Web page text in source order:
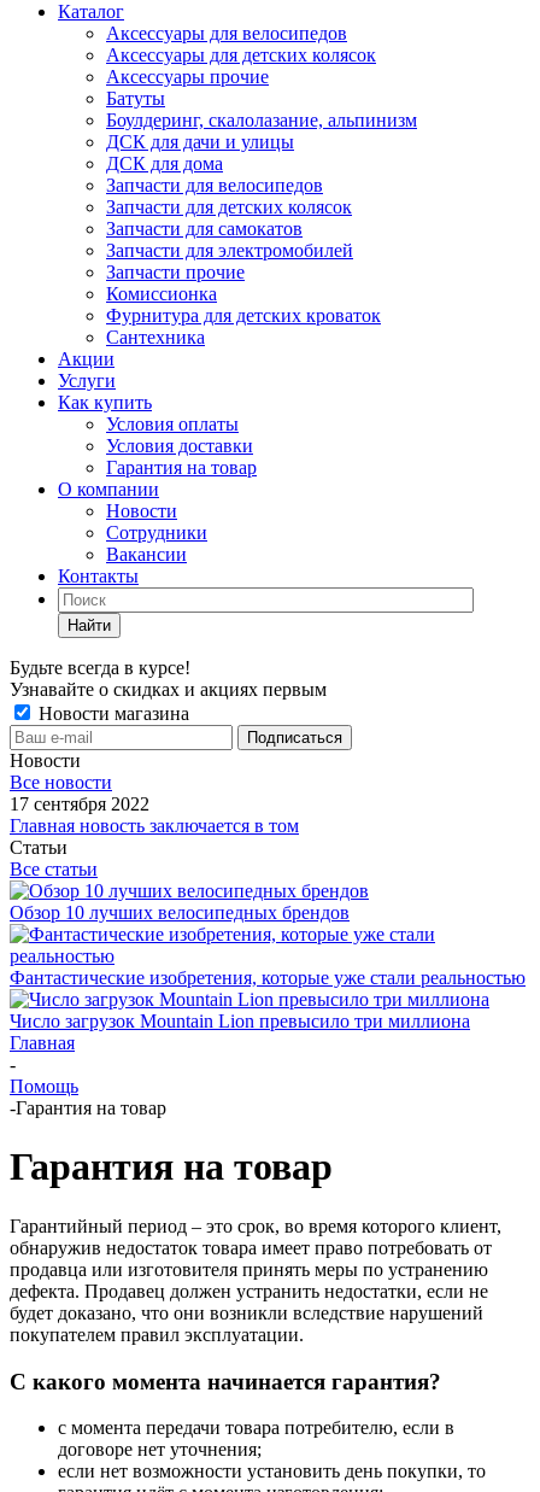
Каталог
Аксессуары для велосипедов
Аксессуары для детских колясок
Аксессуары прочие
Батуты
Боулдеринг, скалолазание, альпинизм
ДСК для дачи и улицы
ДСК для дома
Запчасти для велосипедов
Запчасти для детских колясок
Запчасти для самокатов
Запчасти для электромобилей
Запчасти прочие
Комиссионка
Фурнитура для детских кроваток
Сантехника
Акции
Услуги
Как купить
Условия оплаты
Условия доставки
Гарантия на товар
О компании
Новости
Сотрудники
Вакансии
Контакты
Найти
Будьте всегда в курсе!
Узнавайте о скидках и акциях первым
Новости магазина
Новости
Все новости
17 сентября 2022
Главная новость заключается в том
Статьи
Все статьи
Обзор 10 лучших велосипедных брендов
Фантастические изобретения, которые уже стали реальностью
Число загрузок Mountain Lion превысило три миллиона
Главная
-
Помощь
-Гарантия на товар
Гарантия на товар
Гарантийный период – это срок, во время которого клиент,
обнаружив недостаток товара имеет право потребовать от
продавца или изготовителя принять меры по устранению
дефекта. Продавец должен устранить недостатки, если не
будет доказано, что они возникли вследствие нарушений
покупателем правил эксплуатации.
С какого момента начинается гарантия?
с момента передачи товара потребителю, если в
договоре нет уточнения;
если нет возможности установить день покупки, то